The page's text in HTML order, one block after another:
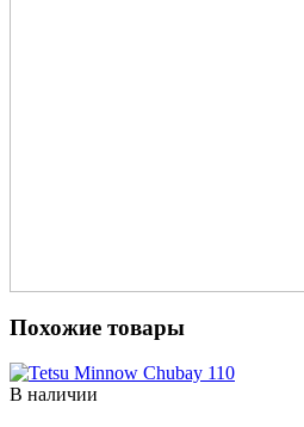
Похожие товары
В наличии